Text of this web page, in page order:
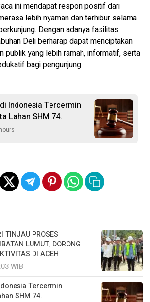
ini mendapat respon positif dari
lebih nyaman dan terhibur selama
Dengan adanya fasilitas
Deli berharap dapat menciptakan
publik yang lebih ramah, informatif, serta
bagi pengunjung.
Indonesia Tercermin
Lahan SHM 74.
TINJAU PROSES
LUMUT, DORONG
DI ACEH
WIB
Tercermin
SHM 74.